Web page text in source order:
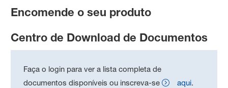
Encomende o seu produto
Centro de Download de Documentos
Faça o login para ver a lista completa de
documentos disponíveis ou inscreva-se
aqui.